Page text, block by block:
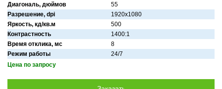
Диагональ, дюймов
55
Разрешение, dpi
1920х1080
Яркость, кд/кв.м
500
Контрастность
1400:1
Время отклика, мс
8
Режим работы
24/7
Цена по запросу